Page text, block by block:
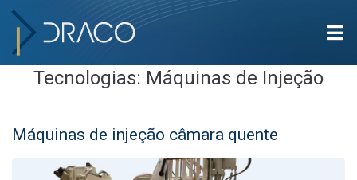
Tecnologias: Máquinas de Injeção
Máquinas de injeção câmara quente